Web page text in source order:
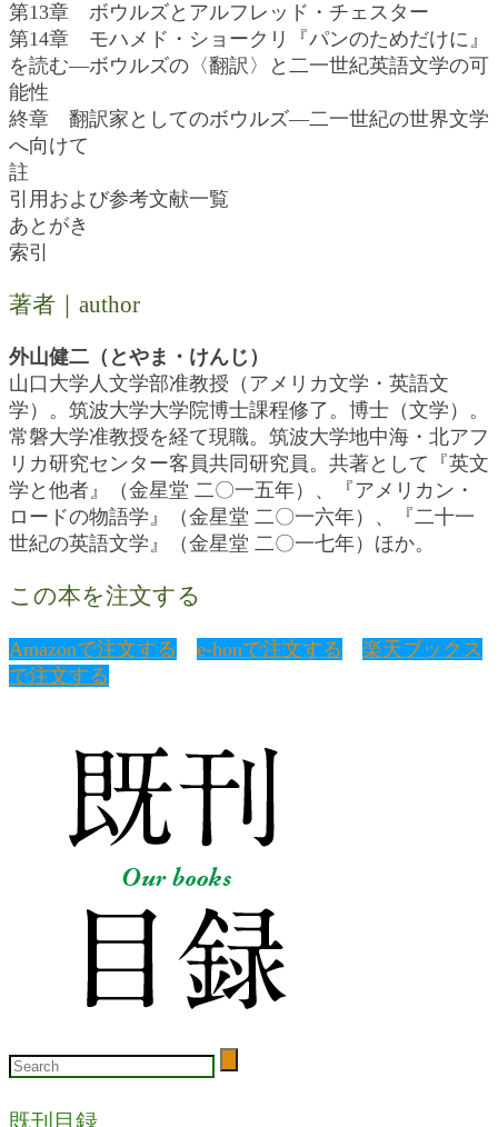
第13章 ボウルズとアルフレッド・チェスター
第14章 モハメド・ショークリ『パンのためだけに』
を読む―ボウルズの〈翻訳〉と二一世紀英語文学の可
能性
終章 翻訳家としてのボウルズ―二一世紀の世界文学
へ向けて
註
引用および参考文献一覧
あとがき
索引
著者｜author
外山健二（とやま・けんじ）
山口大学人文学部准教授（アメリカ文学・英語文
学）。筑波大学大学院博士課程修了。博士（文学）。
常磐大学准教授を経て現職。筑波大学地中海・北アフ
リカ研究センター客員共同研究員。共著として『英文
学と他者』（金星堂 二〇一五年）、『アメリカン・
ロードの物語学』（金星堂 二〇一六年）、『二十一
世紀の英語文学』（金星堂 二〇一七年）ほか。
この本を注文する
Amazonで注文する e-honで注文する
楽天ブックス
で注文する
既刊目録